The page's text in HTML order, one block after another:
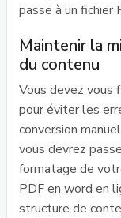
passe à un fichier
Maintenir la
du contenu
Vous devez vous
pour éviter les
conversion
vous devrez
formatage de
PDF en word en
structure de